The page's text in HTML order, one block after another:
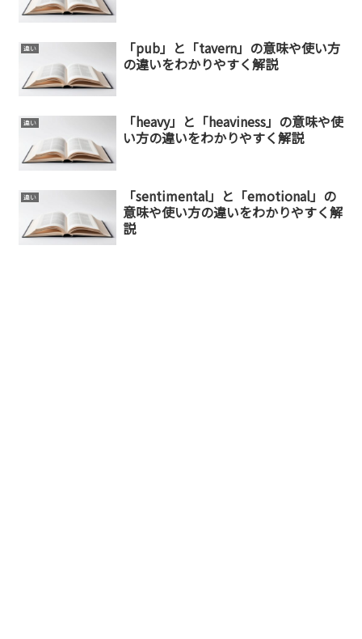
違い
「pub」と「tavern」の意味や使い方
の違いをわかりやすく解説
違い
「heavy」と「heaviness」の意味や使
い方の違いをわかりやすく解説
違い
「sentimental」と「emotional」の
意味や使い方の違いをわかりやすく解
説